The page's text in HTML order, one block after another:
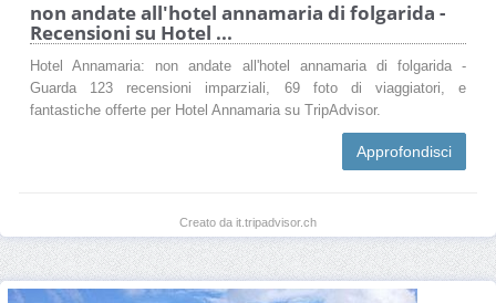
non andate all'hotel annamaria di folgarida -
Recensioni su Hotel ...
Hotel Annamaria: non andate all'hotel annamaria di folgarida -
Guarda 123 recensioni imparziali, 69 foto di viaggiatori, e
fantastiche offerte per Hotel Annamaria su TripAdvisor.
Approfondisci
Creato da it.tripadvisor.ch